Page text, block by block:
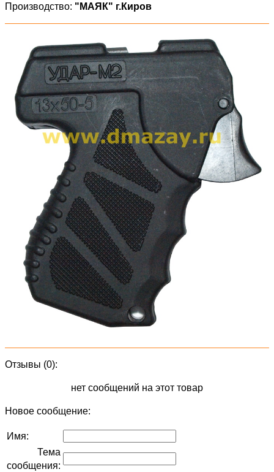
Производство: "МАЯК" г.Киров
Отзывы (0):
нет сообщений на этот товар
Новое сообщение:
Имя:
Тема
сообщения: